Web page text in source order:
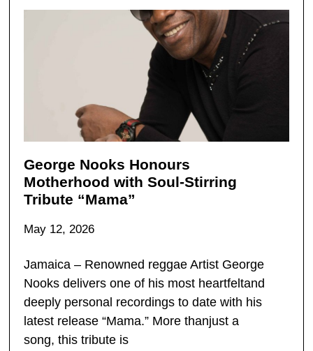
George Nooks Honours
Motherhood with Soul-Stirring
Tribute “Mama”
May 12, 2026
Jamaica – Renowned reggae Artist George
Nooks delivers one of his most heartfeltand
deeply personal recordings to date with his
latest release “Mama.” More thanjust a
song, this tribute is